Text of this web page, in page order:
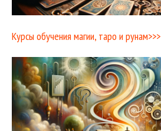
Курсы обучения магии, таро и рунам>>>